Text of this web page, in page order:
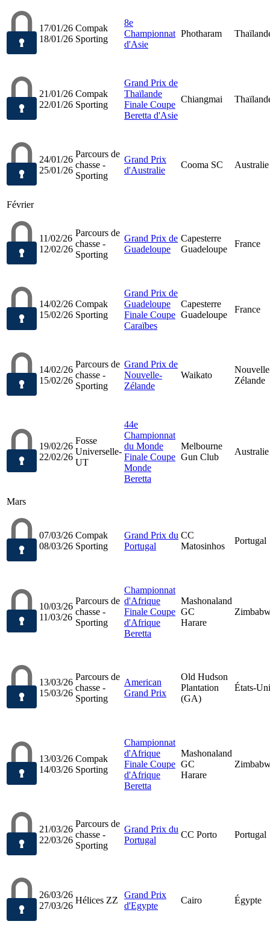
17/01/26
18/01/26
Compak
Sporting
8e
Championnat
d'Asie
Photharam
21/01/26
22/01/26
Compak
Sporting
Grand Prix de
Thaïlande
Finale Coupe
Beretta d'Asie
Chiangmai
24/01/26
25/01/26
Parcours de
chasse -
Sporting
Grand Prix
d'Australie
Cooma SC Australie
Février
11/02/26
12/02/26
Parcours de
chasse -
Sporting
Grand Prix de
Guadeloupe
Capesterre
Guadeloupe
France
14/02/26
15/02/26
Compak
Sporting
Grand Prix de
Guadeloupe
Finale Coupe
Caraïbes
Capesterre
Guadeloupe
France
14/02/26
15/02/26
Parcours de
chasse -
Sporting
Grand Prix de
Nouvelle-
Zélande
Waikato
Zélande
19/02/26
22/02/26
Fosse
Universelle-
UT
44e
Championnat
du Monde
Finale Coupe
Monde
Beretta
Melbourne
Gun Club
Australie
Mars
07/03/26
08/03/26
Compak
Sporting
Grand Prix du
Portugal
CC
Matosinhos
Portugal
10/03/26
11/03/26
Parcours de
chasse -
Sporting
Championnat
d'Afrique
Finale Coupe
d'Afrique
Beretta
Mashonaland
GC
Harare
13/03/26
15/03/26
Parcours de
chasse -
Sporting
American
Grand Prix
Old Hudson
Plantation
(GA)
États-
13/03/26
14/03/26
Compak
Sporting
Championnat
d'Afrique
Finale Coupe
d'Afrique
Beretta
Mashonaland
GC
Harare
21/03/26
22/03/26
Parcours de
chasse -
Sporting
Grand Prix du
Portugal
CC Porto Portugal
26/03/26
27/03/26
Hélices ZZ
Grand Prix
d'Egypte
Cairo Égypte